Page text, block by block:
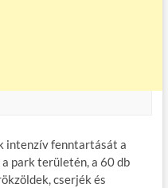
intenzív fenntartását a
park területén, a 60 db
cserjék és